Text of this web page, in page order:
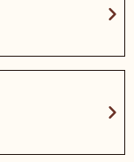
chevron_right
chevron_right